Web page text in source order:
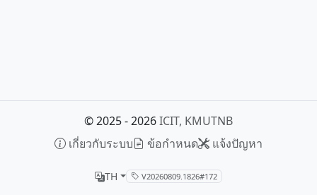
© 2025 - 2026ICIT, KMUTNB
เกี่ยวกับระบบ
ข้อกำหนด แจ้งปัญหา
TH V20260809.1826#172